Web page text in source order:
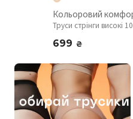
Кольоровий
Труси стрінги високі
699 ₴